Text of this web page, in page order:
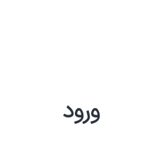
ورود